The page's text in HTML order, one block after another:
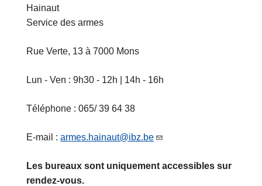
Hainaut
Service des armes
Rue Verte, 13 à 7000 Mons
Lun - Ven : 9h30 - 12h | 14h - 16h
Téléphone : 065/ 39 64 38
E-mail : armes.hainaut@ibz.be
Les bureaux sont uniquement accessibles sur
rendez-vous.